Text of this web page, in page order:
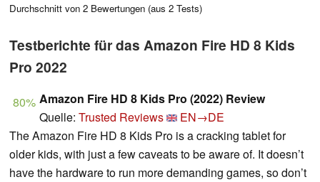
Durchschnitt von 2 Bewertungen (aus 2 Tests)
Testberichte für das Amazon Fire HD 8 Kids
Pro 2022
80% Amazon Fire HD 8 Kids Pro (2022) Review
Quelle: Trusted Reviews
EN→DE
The Amazon Fire HD 8 Kids Pro is a cracking tablet for
older kids, with just a few caveats to be aware of. It doesn’t
have the hardware to run more demanding games, so don’t